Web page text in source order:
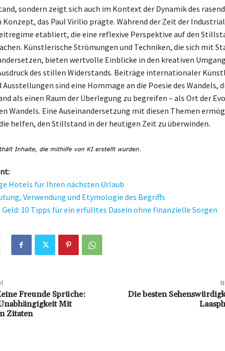
sondern zeigt sich auch im Kontext der Dynamik des
das Paul Virilio prägte. Während der Zeit der
etabliert, die eine reflexive Perspektive auf den
Künstlerische Strömungen und Techniken, die sich mit
bieten wertvolle Einblicke in den kreativen
des stillen Widerstands. Beiträge internationaler
Ausstellungen sind eine Hommage an die Poesie des Wandels,
als einen Raum der Überlegung zu begreifen – als Ort der
Wandels. Eine Auseinandersetzung mit diesen Themen
helfen, den Stillstand in der heutigen Zeit zu überwinden.
Hotels für Ihren nächsten Urlaub
Verwendung und Etymologie des Begriffs
Geld: 10 Tipps für ein erfülltes Dasein ohne finanzielle Sorgen
Freunde Sprüche:
Mit
Zitaten
Die besten